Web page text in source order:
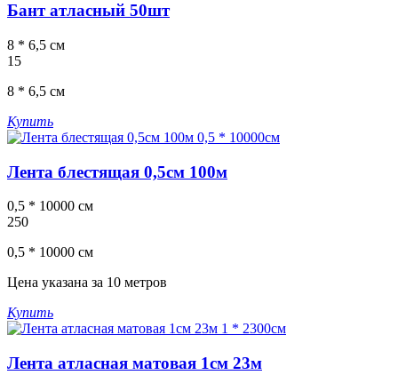
Бант атласный 50шт
8 * 6,5 см
15
8 * 6,5 см
Купить
Лента блестящая 0,5см 100м
0,5 * 10000 см
250
0,5 * 10000 см
Цена указана за 10 метров
Купить
Лента атласная матовая 1см 23м